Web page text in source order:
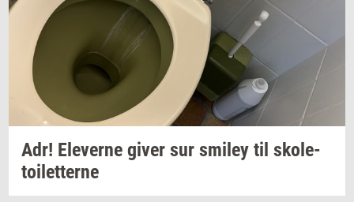
Adr! Ele­ver­ne giver sur smiley til sko­le­
toilet­ter­ne